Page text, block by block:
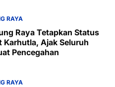
RAYA
Raya Tetapkan Status
Karhutla, Ajak Seluruh
Pencegahan
RAYA